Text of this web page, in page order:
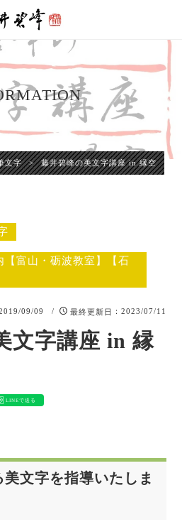
文字 > 藤井碧峰の美文字講座 in 縁空
【富山・砺波教室】【石
2019/09/09 / 最終更新日 ：2023/07/11
文字講座 in 縁
LINEで送る
文字を指導いたしま